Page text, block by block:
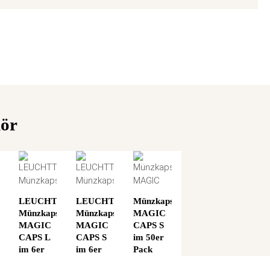
LEUCHTTURM
Münzkapsel
MAGIC
CAPS L
im 6er
LEUCHTTURM
Münzkapsel
MAGIC
CAPS S
im 6er
Münzkapsel
MAGIC
CAPS S
im 50er
Pack